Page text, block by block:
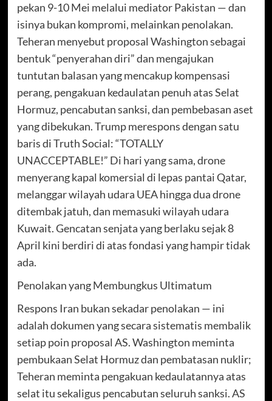
pekan 9-10 Mei melalui mediator Pakistan — dan
isinya bukan kompromi, melainkan penolakan.
Teheran menyebut proposal Washington sebagai
bentuk “penyerahan diri” dan mengajukan
tuntutan balasan yang mencakup kompensasi
perang, pengakuan kedaulatan penuh atas Selat
Hormuz, pencabutan sanksi, dan pembebasan aset
yang dibekukan. Trump merespons dengan satu
baris di Truth Social: “TOTALLY
UNACCEPTABLE!” Di hari yang sama, drone
menyerang kapal komersial di lepas pantai Qatar,
melanggar wilayah udara UEA hingga dua drone
ditembak jatuh, dan memasuki wilayah udara
Kuwait. Gencatan senjata yang berlaku sejak 8
April kini berdiri di atas fondasi yang hampir tidak
ada.
Penolakan yang Membungkus Ultimatum
Respons Iran bukan sekadar penolakan — ini
adalah dokumen yang secara sistematis membalik
setiap poin proposal AS. Washington meminta
pembukaan Selat Hormuz dan pembatasan nuklir;
Teheran meminta pengakuan kedaulatannya atas
selat itu sekaligus pencabutan seluruh sanksi. AS